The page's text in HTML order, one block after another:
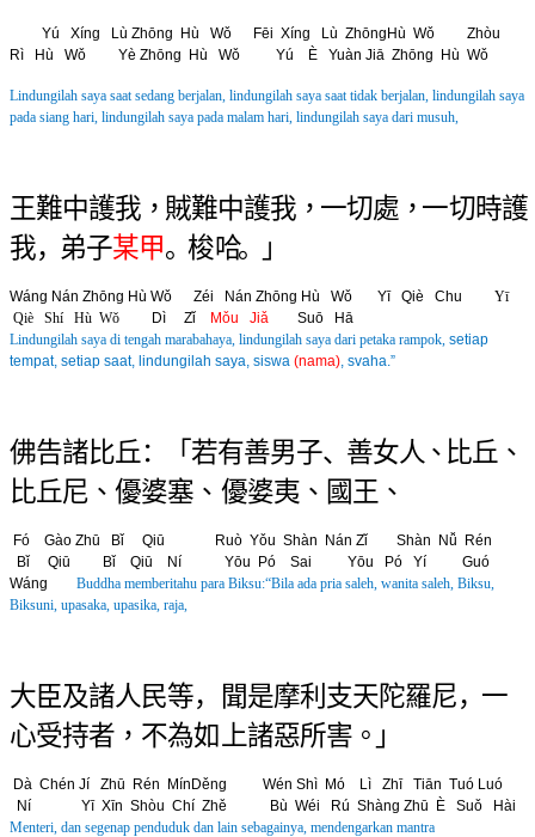
Yú Xíng Lù Zhōng Hù Wǒ Fēi Xíng Lù ZhōngHù Wǒ Zhòu
Rì Hù Wǒ Yè Zhōng Hù Wǒ Yú È Yuàn Jiā Zhōng Hù Wǒ
Lindungilah saya saat sedang berjalan, lindungilah saya saat tidak berjalan, lindungilah saya
pada siang hari, lindungilah saya pada malam hari, lindungilah saya dari musuh,
王 難 中 護 我 ，賊 難 中 護 我 ，一 切 處 ， 一 切 時 護
我 ，弟 子某 甲 。梭 哈。」
Wáng Nán Zhōng Hù Wǒ Zéi Nán Zhōng Hù Wǒ Yī Qiè Chu
Yī
Qiè Shí Hù Wǒ
Dì Zǐ Mǒu Jiǎ Suō Hā
Lindungilah saya di tengah marabahaya, lindungilah saya dari petaka rampok, setiap
tempat, setiap saat, lindungilah saya, siswa (nama), svaha.”
佛 告 諸 比 丘 ：「 若 有 善 男 子、 善 女 人、比 丘 、
比 丘 尼 、 優 婆 塞 、 優 婆 夷 、 國 王 、
Fó Gào Zhū Bǐ Qiū Ruò Yǒu Shàn Nán Zǐ Shàn Nǚ Rén
Bǐ Qiū Bǐ Qiū Ní Yōu Pó Sai Yōu Pó Yí Guó
Wáng
Buddha memberitahu para Biksu:“Bila ada pria saleh, wanita saleh, Biksu,
Biksuni, upasaka, upasika, raja,
大 臣 及 諸 人 民 等 ， 聞 是 摩 利 支 天 陀 羅 尼 ， 一
心 受 持 者 ， 不 為 如 上 諸 惡 所 害 。」
Dà Chén Jí Zhū Rén MínDěng Wén Shì Mó Lì Zhī Tiān Tuó Luó
Ní Yī Xīn Shòu Chí Zhě Bù Wéi Rú Shàng Zhū
È Suǒ Hài
Menteri, dan segenap penduduk dan lain sebagainya, mendengarkan mantra